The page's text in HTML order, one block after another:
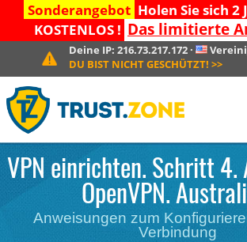
Sonderangebot Holen Sie sich 2
KOSTENLOS ! Das limitierte
Deine IP: 216.73.217.172·
DU BIST NICHT GESCHÜTZT! >>
VPN einrichten. Schritt 4.
OpenVPN.
Anweisungen zum
Verbindung